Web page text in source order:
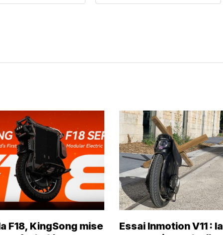
F18, KingSong mise
Essai Inmotion V11 : la